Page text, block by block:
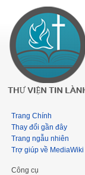
Trang Chính
Thay đổi gần đây
Trang ngẫu nhiên
Trợ giúp về MediaWiki
Công cụ